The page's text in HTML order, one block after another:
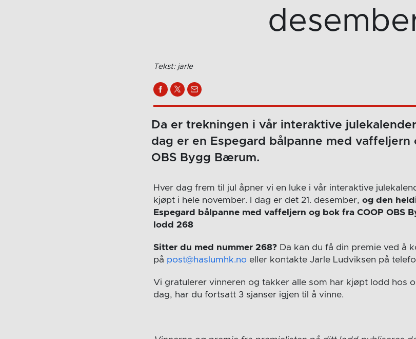
Tekst: jarle
Da er trekningen i vår interaktive
dag er en Espegard bålpanne med vaffeljern
OBS Bygg Bærum.
Hver dag frem til jul åpner vi en luke i vår interaktive
kjøpt i hele november. I dag er det 21. desember,og den
Espegard bålpanne med vaffeljern og bok fra COOP OBS
lodd 268
Sitter du med nummer 268? Da kan du få din premie ved å
på post@haslumhk.no eller kontakte Jarle Ludviksen på
Vi gratulerer vinneren og takker alle som har kjøpt lodd hos
dag, har du fortsatt 3 sjanser igjen til å vinne.